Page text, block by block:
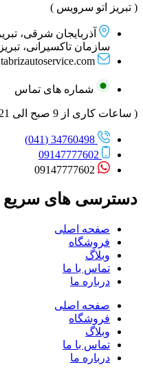
( تبریز اتو سرویس )
آذربایجان شرقی،
سازمان تاکسیرانی،
شماره های تماس
( ساعات کاری از 9 صبح الی 21 )
34760498 (041)
09147777602
09147777602
دسترسی های سریع
صفحه اصلی
فروشگاه
وبلاگ
تماس با ما
درباره ما
صفحه اصلی
فروشگاه
وبلاگ
تماس با ما
درباره ما